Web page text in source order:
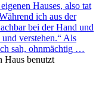
Hauses, also tat
ich aus der
bei der Hand und
verstehen.“ Als
sah, ohnmächtig …
Haus benutzt